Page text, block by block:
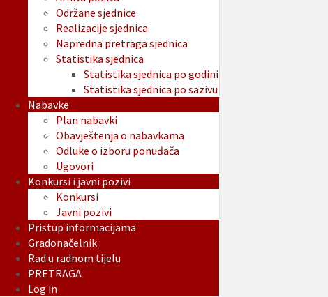
Održane sjednice
Realizacije sjednica
Napredna pretraga sjednica
Statistika sjednica
Statistika sjednica po godini
Statistika sjednica po sazivu
Nabavke
Plan nabavki
Obavještenja o nabavkama
Odluke o izboru ponuđača
Ugovori
Konkursi i javni pozivi
Konkursi
Javni pozivi
Pristup informacijama
Gradonačelnik
Rad u radnom tijelu
PRETRAGA
Log in